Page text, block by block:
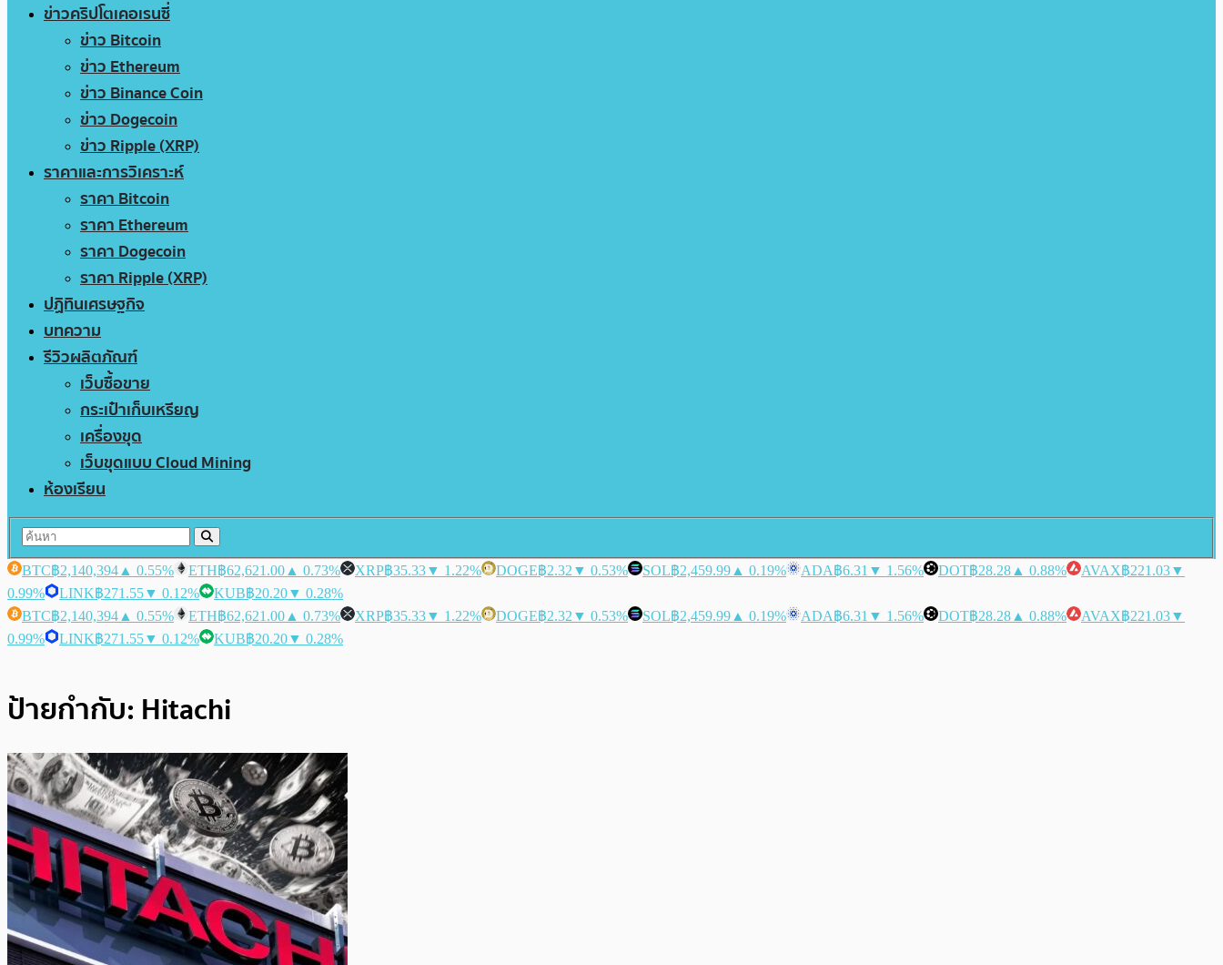
ข่าวคริปโตเคอเรนซี่
ข่าว Bitcoin
ข่าว Ethereum
ข่าว Binance Coin
ข่าว Dogecoin
ข่าว Ripple (XRP)
ราคาและการวิเคราะห์
ราคา Bitcoin
ราคา Ethereum
ราคา Dogecoin
ราคา Ripple (XRP)
ปฏิทินเศรษฐกิจ
บทความ
รีวิวผลิตภัณฑ์
เว็บซื้อขาย
กระเป๋าเก็บเหรียญ
เครื่องขุด
เว็บขุดแบบ Cloud Mining
ห้องเรียน
BTC฿2,140,394 ▲ 0.55% ETH฿62,621.00 ▲ 0.73% XRP฿35.33▼ 1.22% DOGE฿2.32 ▼ 0.53% SOL฿2,459.99 ▲ 0.19% ADA฿6.31 ▼ 1.56% DOT฿28.28 ▲ 0.88% AVAX฿221.03▼
0.99%
LINK฿271.55▼ 0.12% KUB฿20.20▼ 0.28%
BTC฿2,140,394 ▲ 0.55% ETH฿62,621.00 ▲ 0.73% XRP฿35.33▼ 1.22% DOGE฿2.32 ▼ 0.53% SOL฿2,459.99 ▲ 0.19% ADA฿6.31 ▼ 1.56% DOT฿28.28 ▲ 0.88% AVAX฿221.03▼
0.99%
LINK฿271.55▼ 0.12% KUB฿20.20▼ 0.28%
ป้ายกำกับ: Hitachi